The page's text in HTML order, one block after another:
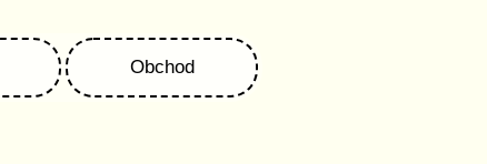
Obchod